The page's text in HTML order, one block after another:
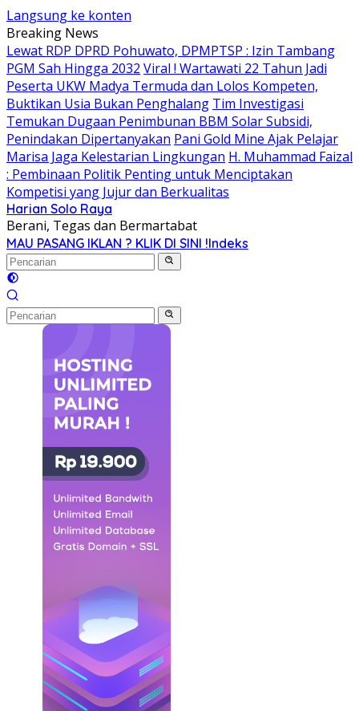
Langsung ke konten
Breaking News
Lewat RDP DPRD Pohuwato, DPMPTSP : Izin Tambang
PGM Sah Hingga 2032 Viral ! Wartawati 22 Tahun Jadi
Peserta UKW Madya Termuda dan Lolos Kompeten,
Buktikan Usia Bukan Penghalang Tim Investigasi
Temukan Dugaan Penimbunan BBM Solar Subsidi,
Penindakan Dipertanyakan Pani Gold Mine Ajak Pelajar
Marisa Jaga Kelestarian Lingkungan H. Muhammad Faizal
: Pembinaan Politik Penting untuk Menciptakan
Kompetisi yang Jujur dan Berkualitas
Harian Solo Raya
Berani, Tegas dan Bermartabat
MAU PASANG IKLAN ? KLIK DI SINI !Indeks